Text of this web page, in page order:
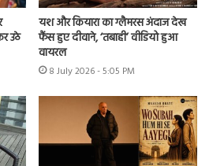
उठे
यश और कियारा का ग्लैमरस अंदाज देख
फैंस हुए दीवाने, ‘तबाही’ वीडियो हुआ
वायरल
8 July 2026 - 5:05 PM